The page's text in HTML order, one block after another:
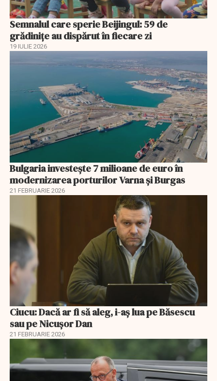
Semnalul care sperie Beijingul: 59 de
grădinițe au dispărut în fiecare zi
19 IULIE 2026
Bulgaria investește 7 milioane de euro în
modernizarea porturilor Varna și Burgas
21 FEBRUARIE 2026
Ciucu: Dacă ar fi să aleg, i-aș lua pe Băsescu
sau pe Nicușor Dan
21 FEBRUARIE 2026